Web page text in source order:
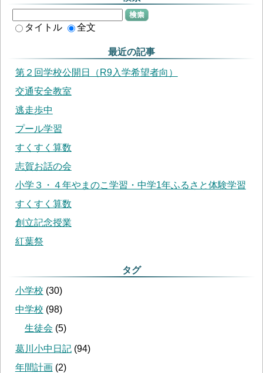
検索
タイトル 全文
最近の記事
第２回学校公開日（R9入学希望者向）
交通安全教室
逃走歩中
プール学習
すくすく算数
志賀お話の会
小学３・４年やまのこ学習・中学1年ふるさと体験学習
すくすく算数
創立記念授業
紅葉祭
タグ
小学校 (30)
中学校 (98)
生徒会 (5)
葛川小中日記 (94)
年間計画 (2)